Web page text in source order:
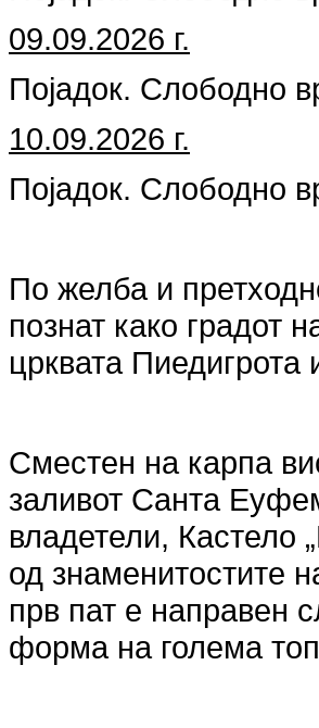
09.09.2026 г.
Појадок. Слободно
10.09.2026 г.
Појадок. Слободно
По желба и
познат како градот
црквата
Сместен на карпа
заливот Санта
владетели, Кастело
од знаменитостите
прв пат е направен
форма на голема